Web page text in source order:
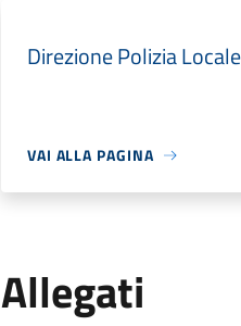
Direzione Polizia
VAI ALLA PAGINA
Allegati